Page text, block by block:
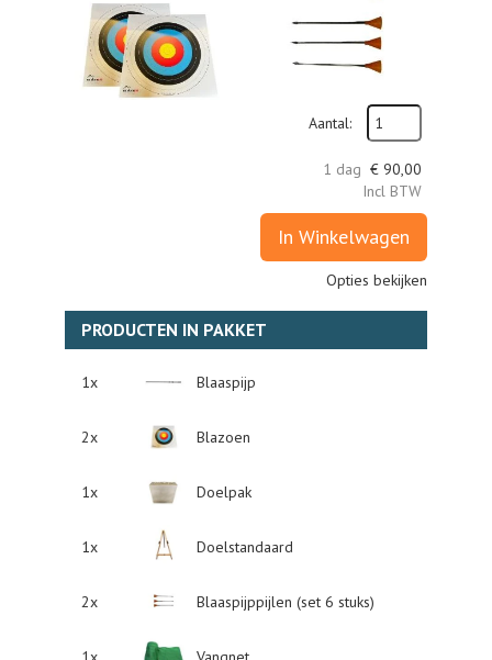
Aantal:
1 dag € 90,00
Incl BTW
In Winkelwagen
Opties bekijken
PRODUCTEN IN PAKKET
1x Blaaspijp
2x Blazoen
1x Doelpak
1x Doelstandaard
2x Blaaspijppijlen (set 6 stuks)